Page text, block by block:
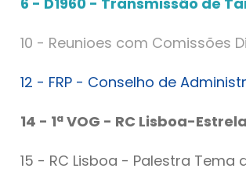
10 - Reunioes com Comissões
12 - FRP - Conselho de
14 - 1ª VOG - RC Lisboa-Estrela
15 - RC Lisboa - Palestra Tema